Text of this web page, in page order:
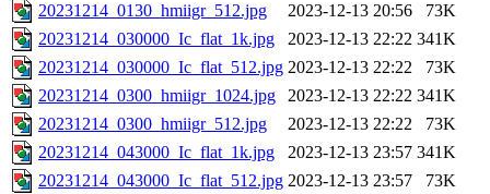
20231214_0130_hmiigr_512.jpg
2023-12-13 20:56
73K
20231214_030000_Ic_flat_1k.jpg
2023-12-13 22:22 341K
20231214_030000_Ic_flat_512.jpg 2023-12-13 22:22
73K
20231214_0300_hmiigr_1024.jpg
2023-12-13 22:22 341K
20231214_0300_hmiigr_512.jpg
2023-12-13 22:22
73K
20231214_043000_Ic_flat_1k.jpg
2023-12-13 23:57 341K
20231214_043000_Ic_flat_512.jpg 2023-12-13 23:57
73K